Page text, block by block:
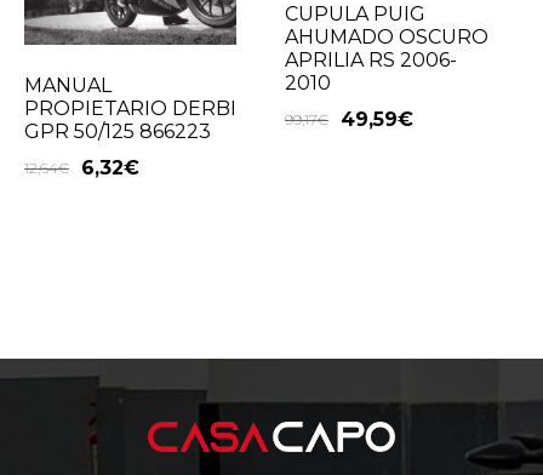
MANUAL
PROPIETARIO DERBI
GPR 50/125 866223
12,64€ 6,32€
CUPULA PUIG
AHUMADO OSCURO
APRILIA RS 2006-
2010
99,17€ 49,59€